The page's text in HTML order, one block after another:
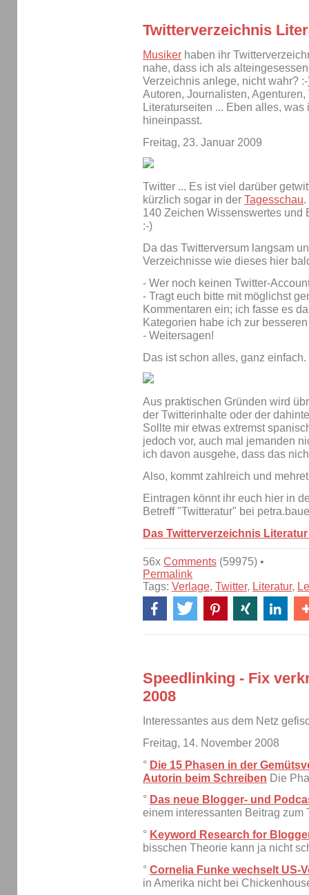
Twitterverzeichnis
Musiker haben ihr
nahe, dass ich als
Verzeichnis anlege, nicht wahr?
Autoren, Journalisten,
Literaturseiten ... Eben alles,
hineinpasst.
Freitag, 23. Januar 2009
Twitter ... Es ist viel darüber
kürzlich sogar in der Tagesschau.
140 Zeichen Wissenswertes und
:-)
Da das Twitterversum langsam
Verzeichnisse wie dieses hier
- Wer noch keinen Twitter-
- Tragt euch bitte mit möglichst
Kommentaren ein; ich fasse es
Kategorien habe ich zur
- Weitersagen!
Das ist schon alles, ganz
Aus praktischen Gründen wird
der Twitterinhalte oder der
Sollte mir etwas extremst
jedoch vor, auch mal jemanden
ich davon ausgehe, dass das
Also, kommt zahlreich und
Eintragen könnt ihr euch hier in
Betreff "Twitteratur" bei
Das Twitterverzeichnis
56x Comments (59975) •
Permalink
Tags: Verlage, Twitter, Literatur,
Speedlinking - Fix
2008
Interessantes aus dem Netz
Freitag, 14. November 2008
° Die 15 Phasen in der
Autorin beim Schreiben Die
° Das neue Blogger- und
einem interessanten Beitrag zum
° Keyword Research for
bisschen Theorie kann ja nicht
° Cornelia Funke wechselt US-
in Amerika nicht bei